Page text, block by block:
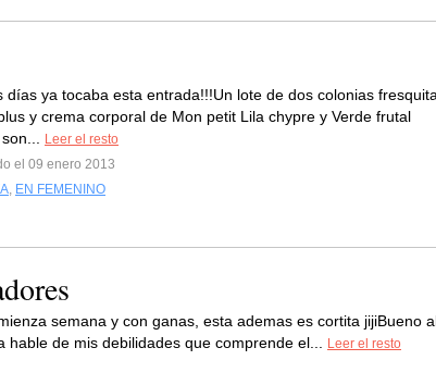
días ya tocaba esta entrada!!!Un lote de dos colonias
y crema corporal de Mon petit Lila chypre y Verde frutal
Leer el resto
el 09 enero 2013
, EN FEMENINO
semana y con ganas, esta ademas es cortita jijiBueno
de mis debilidades que comprende el...
Leer el resto